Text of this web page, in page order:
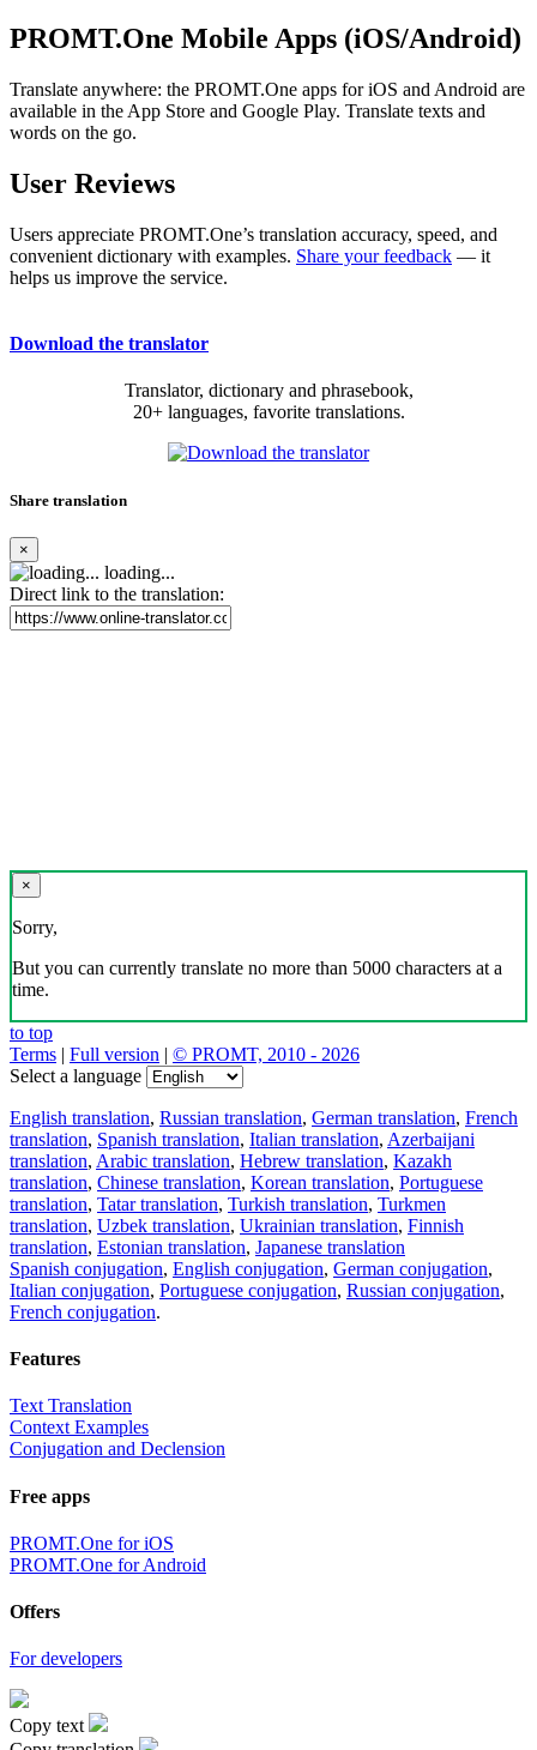
PROMT.One Mobile Apps (iOS/Android)
Translate anywhere: the PROMT.One apps for iOS and Android are
available in the App Store and Google Play. Translate texts and
words on the go.
User Reviews
Users appreciate PROMT.One’s translation accuracy, speed, and
convenient dictionary with examples. Share your feedback — it
helps us improve the service.
Download the translator
Translator, dictionary and phrasebook,
20+ languages, favorite translations.
Share translation
×
loading...
Direct link to the translation:
×
Sorry,
But you can currently translate no more than 5000 characters at a
time.
to top
Terms | Full version | © PROMT, 2010 - 2026
Select a language
English translation, Russian translation, German translation, French
translation, Spanish translation, Italian translation, Azerbaijani
translation, Arabic translation, Hebrew translation, Kazakh
translation, Chinese translation, Korean translation, Portuguese
translation, Tatar translation, Turkish translation, Turkmen
translation, Uzbek translation, Ukrainian translation, Finnish
translation, Estonian translation, Japanese translation
Spanish conjugation, English conjugation, German conjugation,
Italian conjugation, Portuguese conjugation, Russian conjugation,
French conjugation.
Features
Text Translation
Context Examples
Conjugation and Declension
Free apps
PROMT.One for iOS
PROMT.One for Android
Offers
For developers
Copy text